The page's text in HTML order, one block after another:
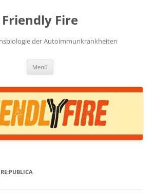
Friendly Fire
der Autoimmunkrankheiten
Menü
RE:PUBLICA